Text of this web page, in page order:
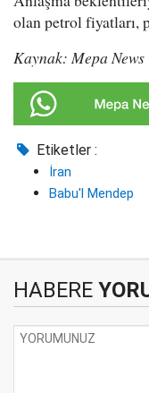
olan petrol fiyatları,
Kaynak: Mepa News
Etiketler :
İran
Babu'l Mendep
HABERE